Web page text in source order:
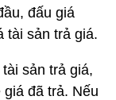
đấu giá
tài sản trả giá.
sản trả giá,
đã trả. Nếu